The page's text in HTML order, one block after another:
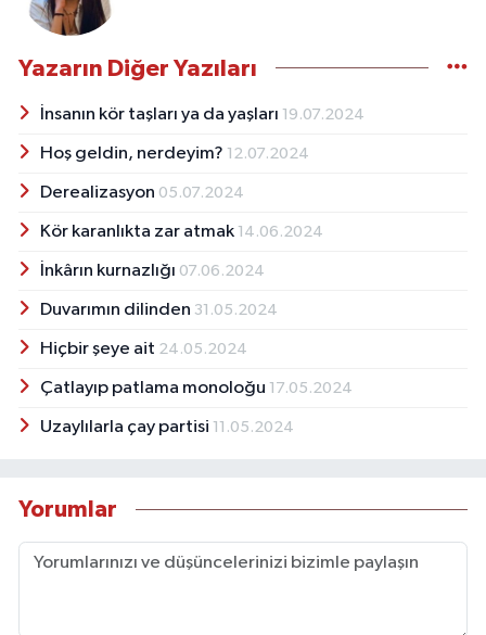
Yazarın Diğer Yazıları
İnsanın kör taşları ya da yaşları 19.07.2024
Hoş geldin, nerdeyim? 12.07.2024
Derealizasyon 05.07.2024
Kör karanlıkta zar atmak 14.06.2024
İnkârın kurnazlığı 07.06.2024
Duvarımın dilinden 31.05.2024
Hiçbir şeye ait 24.05.2024
Çatlayıp patlama monoloğu 17.05.2024
Uzaylılarla çay partisi 11.05.2024
Yorumlar